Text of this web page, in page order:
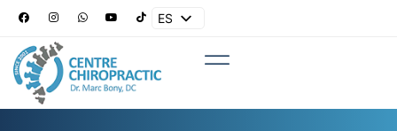
ES